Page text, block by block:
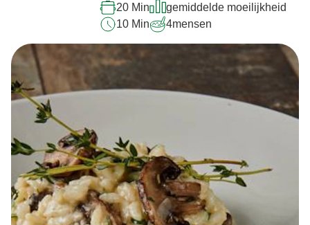
recipe
20 Min
gemiddelde moeilijkheid
10 Min
4mensen